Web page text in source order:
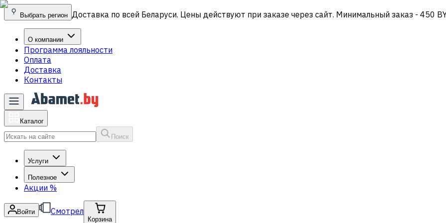
Выбрать регион Доставка по всей Беларуси. Цены действуют при заказе через сайт. Минимальный заказ - 450
О компании
Программа лояльности
Оплата
Доставка
Контакты
Каталог
Поиск
Услуги
Полезное
Акции %
Войти Смотрел
Корзина